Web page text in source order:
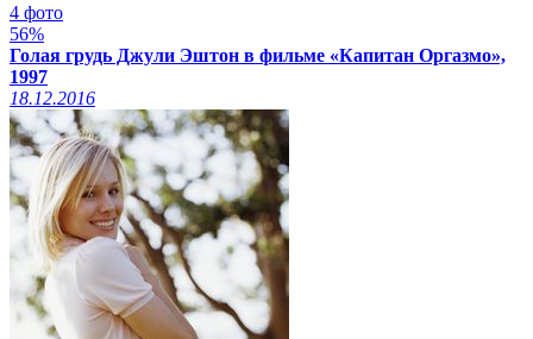
4 фото
56%
Голая грудь Джули Эштон в фильме «Капитан Оргазмо»,
1997
18.12.2016